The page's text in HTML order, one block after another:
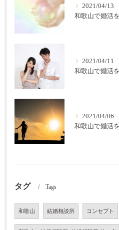
2021/04/13
2021/04/11
2021/04/06
タグ Tags
和歌山 結婚相談所 コンセプト